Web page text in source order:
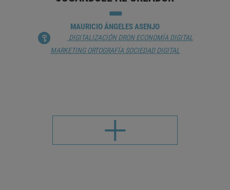
MAURICIO ÁNGELES ASENJO
DIGITALIZACIÓN DRON ECONOMÍA DIGITAL
MARKETING ORTOGRAFÍA SOCIEDAD DIGITAL